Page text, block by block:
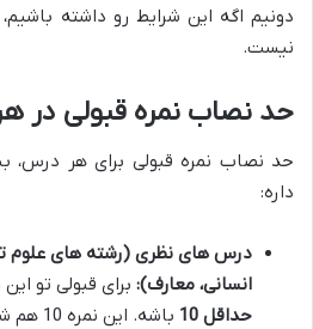
دونیم اگه این شرایط رو داشته
نیست.
حد نصاب نمره قبولی در
حد نصاب نمره قبولی برای هر درس،
داره:
درس های نظری (رشته های علوم
انسانی، معارف): برای قبولی تو
حداقل 10
باشه.